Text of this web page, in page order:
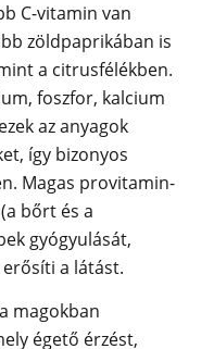
C-vitamin van
zöldpaprikában is
a citrusfélékben.
foszfor, kalcium
az anyagok
így bizonyos
Magas provitamin-
bőrt és a
gyógyulását,
a látást.
magokban
égető érzést,